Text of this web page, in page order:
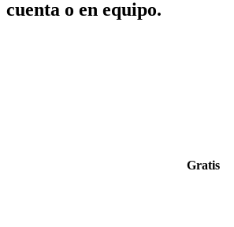
cuenta o en equipo.
Gratis